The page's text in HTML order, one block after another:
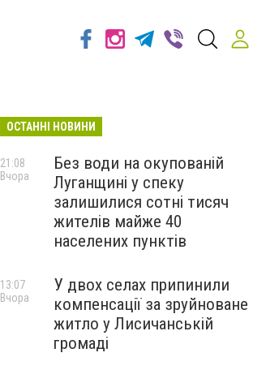
ОСТАННІ НОВИНИ
Без води на окупованій
Луганщині у спеку
залишилися сотні тисяч
жителів майже 40
населених пунктів
21:08
Вчора
У двох селах припинили
компенсації за зруйноване
житло у Лисичанській
громаді
13:07
Вчора